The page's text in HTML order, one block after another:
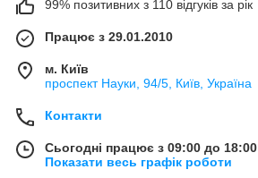
99% позитивних з 110 відгуків за рік
Працює з 29.01.2010
м. Київ
проспект Науки, 94/5, Київ, Україна
Контакти
Сьогодні працює з 09:00 до 18:00
Показати весь графік роботи